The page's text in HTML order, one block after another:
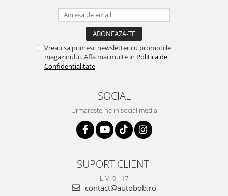
Vreau sa primesc newsletter cu promotiile
magazinului. Afla mai multe in Politica de
Confidentialitate
SOCIAL
Urmareste-ne in social media
SUPORT CLIENTI
L-V: 9 - 17
contact@autobob.ro